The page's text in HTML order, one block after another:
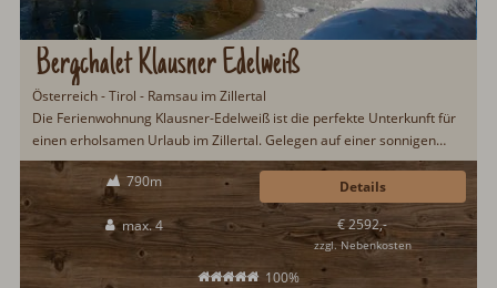
Bergchalet Klausner Edelweiß
Österreich - Tirol - Ramsau im Zillertal
Die Ferienwohnung Klausner-Edelweiß ist die perfekte Unterkunft für
einen erholsamen Urlaub im Zillertal. Gelegen auf einer sonnigen
Anhöhe am Waldrand...
790m
max. 4
100%
€ 2592,-
zzgl. Nebenkosten
Details